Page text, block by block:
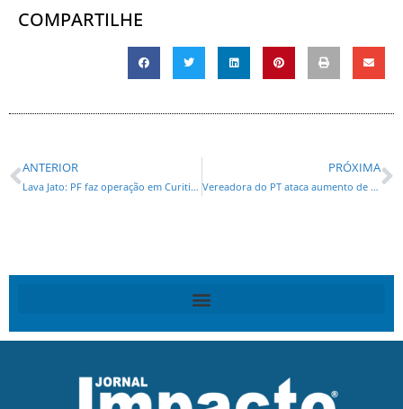
COMPARTILHE
ANTERIOR
Lava Jato: PF faz operação em Curitiba;veja a relação das prisões e mandados
PRÓXIMA
Vereadora do PT ataca aumento de Fruet e pede povo nas ruas